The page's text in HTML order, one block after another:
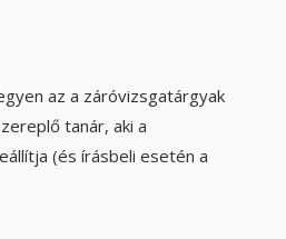
az a záróvizsgatárgyak
tanár, aki a
(és írásbeli esetén a